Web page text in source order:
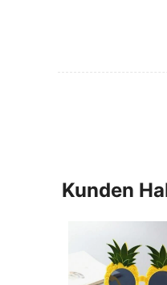
Kunden